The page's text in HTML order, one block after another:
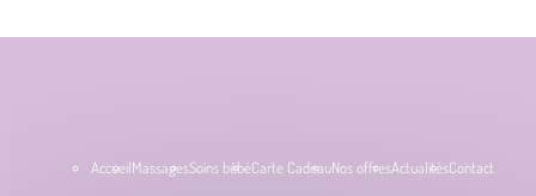
AccueilMassagesSoins bébéCarte CadeauNos offresActualitésContact